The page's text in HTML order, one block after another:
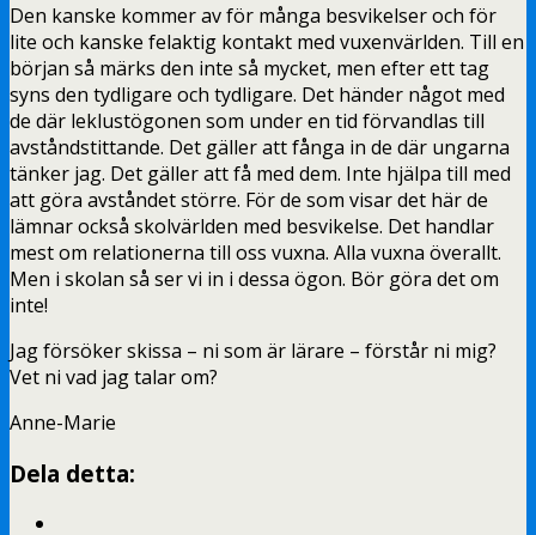
Den kanske kommer av för många besvikelser och för
lite och kanske felaktig kontakt med vuxenvärlden. Till en
början så märks den inte så mycket, men efter ett tag
syns den tydligare och tydligare. Det händer något med
de där leklustögonen som under en tid förvandlas till
avståndstittande. Det gäller att fånga in de där ungarna
tänker jag. Det gäller att få med dem. Inte hjälpa till med
att göra avståndet större. För de som visar det här de
lämnar också skolvärlden med besvikelse. Det handlar
mest om relationerna till oss vuxna. Alla vuxna överallt.
Men i skolan så ser vi in i dessa ögon. Bör göra det om
inte!
Jag försöker skissa – ni som är lärare – förstår ni mig?
Vet ni vad jag talar om?
Anne-Marie
Dela detta: